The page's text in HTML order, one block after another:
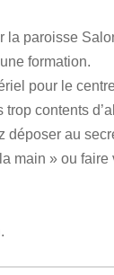
la paroisse
formation.
pour le
contents
déposer au
main » ou